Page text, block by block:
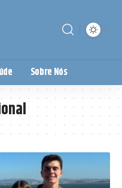
Sobre Nós